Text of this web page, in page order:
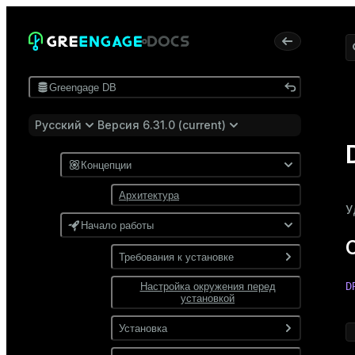
Greengage DB
Русский Версия 6.31.0 (current)
Концепции
Архитектура
Начало работы
Требования к установке
Программные требования
Требования к сети
Настройка окружения перед
установкой
Установка